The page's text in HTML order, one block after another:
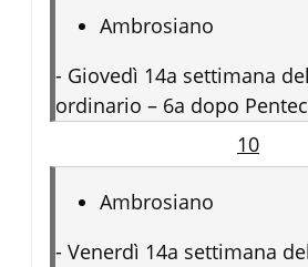
Ambrosiano
- Giovedì 14a settimana
ordinario – 6a dopo
10
Ambrosiano
- Venerdì 14a settimana